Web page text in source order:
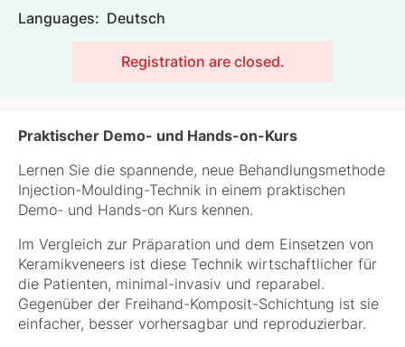
Languages: Deutsch
Registration are closed.
Praktischer Demo- und Hands-on-Kurs
Lernen Sie die spannende, neue Behandlungsmethode
Injection-Moulding-Technik in einem praktischen
Demo- und Hands-on Kurs kennen.
Im Vergleich zur Präparation und dem Einsetzen von
Keramikveneers ist diese Technik wirtschaftlicher für
die Patienten, minimal-invasiv und reparabel.
Gegenüber der Freihand-Komposit-Schichtung ist sie
einfacher, besser vorhersagbar und reproduzierbar.